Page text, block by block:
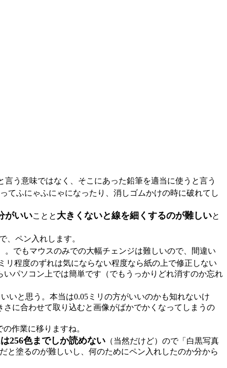
う意味ではなく、そこにあった鉛筆を適当に使うと言う
てふにゃふにゃになったり、消しゴムかけの時に破れてし
がいいことと 大きくないと線を細くするのが難しいと
、ペン入れします。
でもマウスのみでの大幅チェンジは難しいので、間違い
リ程度のずれは気にならない程度なら紙の上で修正しない
パソコン上では簡単です（でもうっかりどれ消すのか忘れ
いと思う。本当は0.05ミリの方がいいのかも知れないけ
に合わせて取り込むと画像がばかでかくなってしまうの
作業に移りますね。
256色までしか読めない （当然だけど）ので「白黒写真
塗るのが難しいし、何のためにペン入れしたのか分から